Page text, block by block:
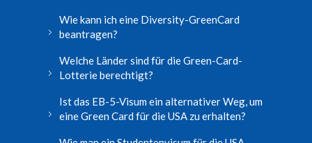
Wie kann ich eine Diversity-GreenCard
beantragen?
Welche Länder sind für die Green-Card-
Lotterie berechtigt?
Ist das EB-5-Visum ein alternativer Weg, um
eine Green Card für die USA zu erhalten?